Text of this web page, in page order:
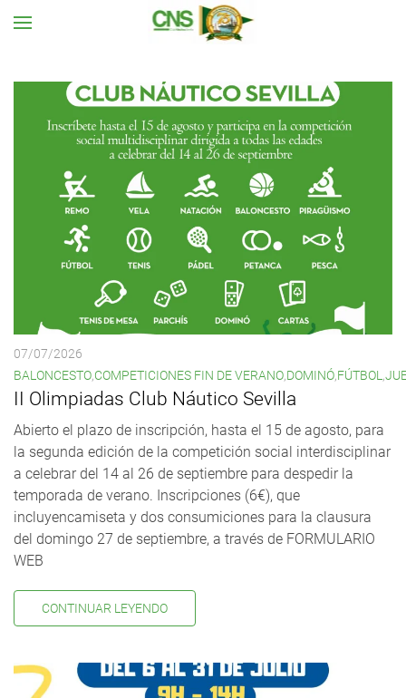
07/07/2026
BALONCESTO COMPETICIONES FIN DE VERANO DOMINÓ FÚTBOL
II Olimpiadas Club Náutico Sevilla
Abierto el plazo de inscripción, hasta el 15 de agosto, para
la segunda edición de la competición social interdisciplinar
a celebrar del 14 al 26 de septiembre para despedir la
temporada de verano. Inscripciones (6€), que
incluyencamiseta y dos consumiciones para la clausura
del domingo 27 de septiembre, a través de FORMULARIO
WEB
CONTINUAR LEYENDO